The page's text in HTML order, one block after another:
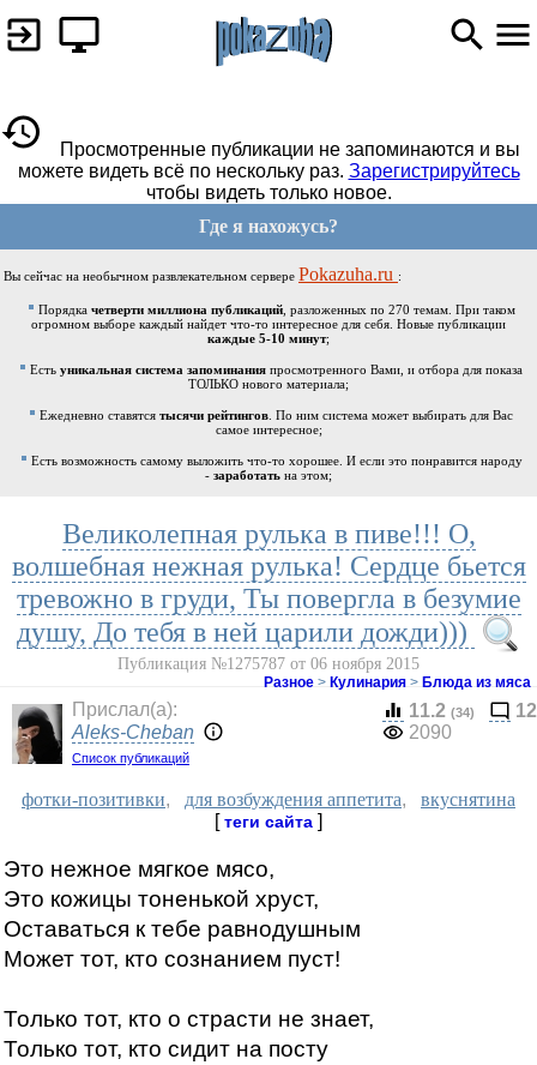
Просмотренные публикации не запоминаются и вы
можете видеть всё по нескольку раз. Зарегистрируйтесь
чтобы видеть только новое.
Где я нахожусь?
Вы сейчас на необычном развлекательном сервере Pokazuha.ru :
Порядка четверти миллиона публикаций, разложенных по 270 темам. При таком
огромном выборе каждый найдет что-то интересное для себя. Новые публикации
каждые 5-10 минут;
Есть уникальная система запоминания просмотренного Вами, и отбора для показа
ТОЛЬКО нового материала;
Ежедневно ставятся тысячи рейтингов . По ним система может выбирать для Вас
самое интересное;
Есть возможность самому выложить что-то хорошее. И если это понравится народу
- заработать на этом;
Великолепная рулька в пиве!!! О,
волшебная нежная рулька! Сердце бьется
тревожно в груди, Ты повергла в безумие
душу, До тебя в ней царили дожди)))
Публикация №1275787 от 06 ноября 2015
Разное > Кулинария > Блюда из мяса
Прислал(a):
Aleks-Cheban
Список публикаций
11.2 (34)
12
2090
фотки-позитивки, для возбуждения аппетита, вкуснятина
[теги сайта ]
Это нежное мягкое мясо,
Это кожицы тоненькой хруст,
Оставаться к тебе равнодушным
Может тот, кто сознанием пуст!
Только тот, кто о страсти не знает,
Только тот, кто сидит на посту